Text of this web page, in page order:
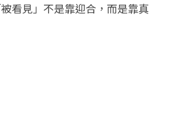
看見」不是靠迎合，而是靠真